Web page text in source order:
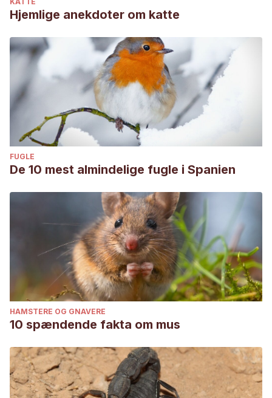
caso clínico de ictericia hemolítica en un felino doméstico.
(Tesina de grado, UNCPBA).
Hjemlige anekdoter om katte
FUGLE
De 10 mest almindelige fugle i Spanien
HAMSTERE OG GNAVERE
10 spændende fakta om mus